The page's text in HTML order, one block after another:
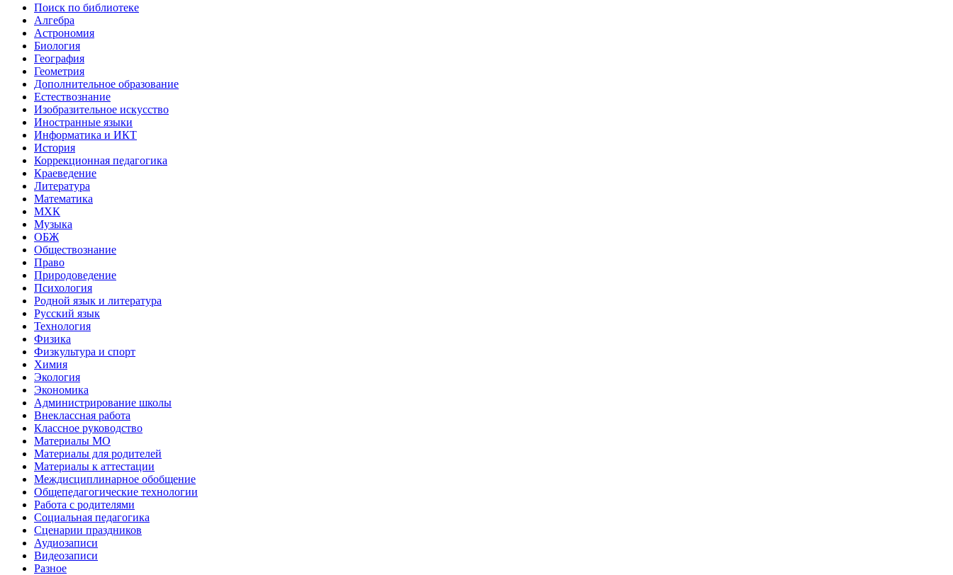
Поиск по библиотеке
Алгебра
Астрономия
Биология
География
Геометрия
Дополнительное образование
Естествознание
Изобразительное искусство
Иностранные языки
Информатика и ИКТ
История
Коррекционная педагогика
Краеведение
Литература
Математика
МХК
Музыка
ОБЖ
Обществознание
Право
Природоведение
Психология
Родной язык и литература
Русский язык
Технология
Физика
Физкультура и спорт
Химия
Экология
Экономика
Администрирование школы
Внеклассная работа
Классное руководство
Материалы МО
Материалы для родителей
Материалы к аттестации
Междисциплинарное обобщение
Общепедагогические технологии
Работа с родителями
Социальная педагогика
Сценарии праздников
Аудиозаписи
Видеозаписи
Разное